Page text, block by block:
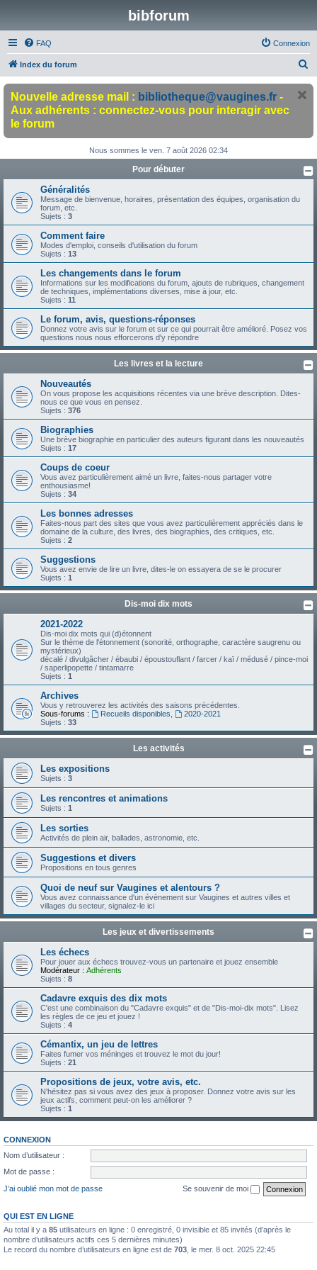
bibforum
FAQ Connexion
Index du forum
c
Nouvelle adresse mail : bibliotheque@vaugines.fr -
Aux adhérents : connectez-vous pour interagir avec
le forum
Nous sommes le ven. 7 août 2026 02:34
Pour débuter
Généralités
Message de bienvenue, horaires, présentation des équipes, organisation du
forum, etc.
Sujets : 3
Comment faire
Modes d'emploi, conseils d'utilisation du forum
Sujets : 13
Les changements dans le forum
Informations sur les modifications du forum, ajouts de rubriques, changement
de techniques, implémentations diverses, mise à jour, etc.
Sujets : 11
Le forum, avis, questions-réponses
Donnez votre avis sur le forum et sur ce qui pourrait être amélioré. Posez vos
questions nous nous efforcerons d'y répondre
Les livres et la lecture
Nouveautés
On vous propose les acquisitions récentes via une brève description. Dites-
nous ce que vous en pensez.
Sujets : 376
Biographies
Une brève biographie en particulier des auteurs figurant dans les nouveautés
Sujets : 17
Coups de coeur
Vous avez particulièrement aimé un livre, faites-nous partager votre
enthousiasme!
Sujets : 34
Les bonnes adresses
Faites-nous part des sites que vous avez particulièrement appréciés dans le
domaine de la culture, des livres, des biographies, des critiques, etc.
Sujets : 2
Suggestions
Vous avez envie de lire un livre, dites-le on essayera de se le procurer
Sujets : 1
Dis-moi dix mots
2021-2022
Dis-moi dix mots qui (d)étonnent
Sur le thème de l'étonnement (sonorité, orthographe, caractère saugrenu ou
mystérieux)
décalé / divulgâcher / ébaubi / époustouflant / farcer / kaï / médusé / pince-moi
/ saperlipopette / tintamarre
Sujets : 1
Archives
Vous y retrouverez les activités des saisons précédentes.
Sous-forums :
Recueils disponibles
2020-2021
Sujets : 33
Les activités
Les expositions
Sujets : 3
Les rencontres et animations
Sujets : 1
Les sorties
Activités de plein air, ballades, astronomie, etc.
Suggestions et divers
Propositions en tous genres
Quoi de neuf sur Vaugines et alentours ?
Vous avez connaissance d'un évènement sur Vaugines et autres villes et
villages du secteur, signalez-le ici
Les jeux et divertissements
Les échecs
Pour jouer aux échecs trouvez-vous un partenaire et jouez ensemble
Modérateur : Adhérents
Sujets : 8
Cadavre exquis des dix mots
C'est une combinaison du "Cadavre exquis" et de "Dis-moi-dix mots". Lisez
les règles de ce jeu et jouez !
Sujets : 4
Cémantix, un jeu de lettres
Faites fumer vos méninges et trouvez le mot du jour!
Sujets : 21
Propositions de jeux, votre avis, etc.
N'hésitez pas si vous avez des jeux à proposer. Donnez votre avis sur les
jeux actifs, comment peut-on les améliorer ?
Sujets : 1
CONNEXION
Nom d’utilisateur :
Mot de passe :
J’ai oublié mon mot de passe
Se souvenir de moi
QUI EST EN LIGNE
Au total il y a 85 utilisateurs en ligne : 0 enregistré, 0 invisible et 85 invités (d’après le
nombre d’utilisateurs actifs ces 5 dernières minutes)
Le record du nombre d’utilisateurs en ligne est de 703 , le mer. 8 oct. 2025 22:45